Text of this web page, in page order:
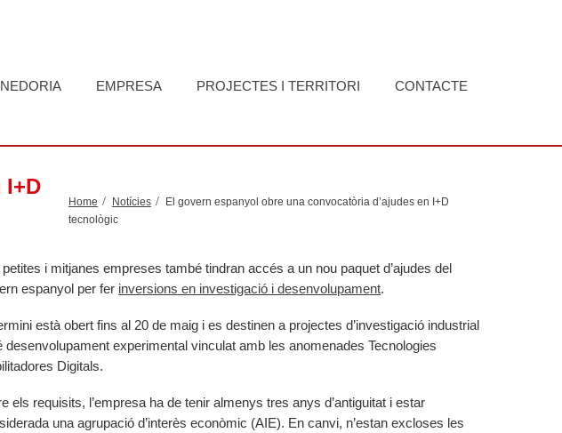
EMPRESA PROJECTES I TERRITORI CONTACTE
I+D
Home Notícies
El govern espanyol obre una convocatòria d’ajudes en I+D
tecnològic
petites i mitjanes empreses també tindran accés a un nou paquet d’ajudes del
espanyol per fer inversions en investigació i desenvolupament.
està obert fins al 20 de maig i es destinen a projectes d’investigació industrial
desenvolupament experimental vinculat amb les anomenades Tecnologies
Digitals.
els requisits, l’empresa ha de tenir almenys tres anys d’antiguitat i estar
una agrupació d’interès econòmic (AIE). En canvi, n’estan excloses les